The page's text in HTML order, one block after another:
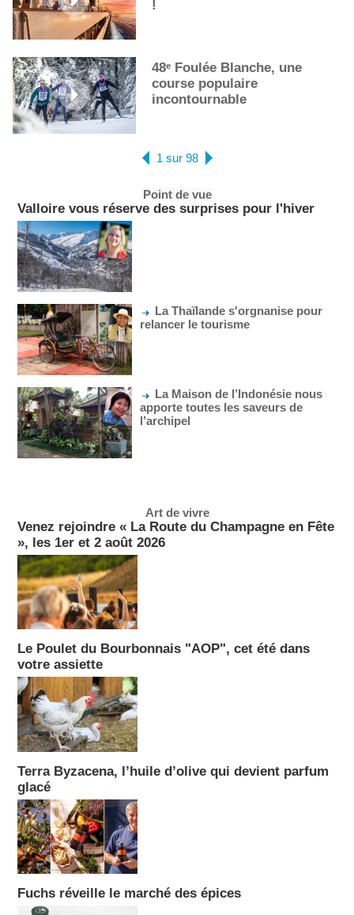
!
48ᵉ Foulée Blanche, une
course populaire
incontournable
1 sur 98
Point de vue
Valloire vous réserve des surprises pour l'hiver
La Thaïlande s'orgnanise pour
relancer le tourisme
La Maison de l’Indonésie nous
apporte toutes les saveurs de
l’archipel
Art de vivre
Venez rejoindre « La Route du Champagne en Fête
», les 1er et 2 août 2026
Le Poulet du Bourbonnais "AOP", cet été dans
votre assiette
Terra Byzacena, l’huile d’olive qui devient parfum
glacé
Fuchs réveille le marché des épices